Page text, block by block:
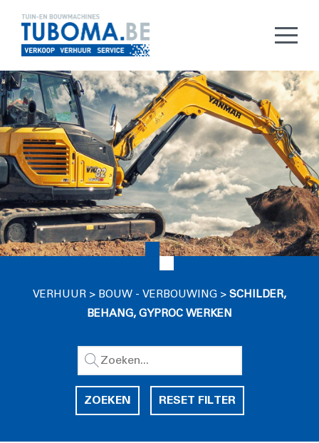
VERHUUR > BOUW - VERBOUWING > SCHILDER,
BEHANG, GYPROC WERKEN
ZOEKEN RESET FILTER